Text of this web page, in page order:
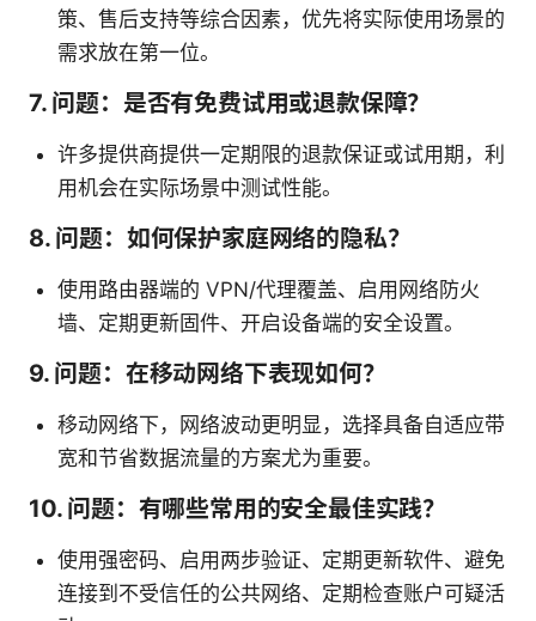
策、售后支持等综合因素，优先将实际使用场景的
需求放在第一位。
7. 问题：是否有免费试用或退款保障？
许多提供商提供一定期限的退款保证或试用期，利
用机会在实际场景中测试性能。
8. 问题：如何保护家庭网络的隐私？
使用路由器端的 VPN/代理覆盖、启用网络防火
墙、定期更新固件、开启设备端的安全设置。
9. 问题：在移动网络下表现如何？
移动网络下，网络波动更明显，选择具备自适应带
宽和节省数据流量的方案尤为重要。
10. 问题：有哪些常用的安全最佳实践？
使用强密码、启用两步验证、定期更新软件、避免
连接到不受信任的公共网络、定期检查账户可疑活